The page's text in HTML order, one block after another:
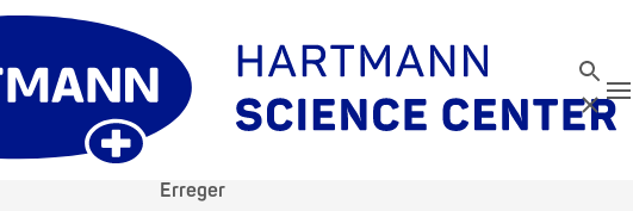
Suche
Erreger